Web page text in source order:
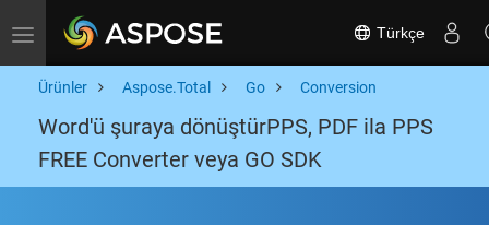
Toggle navigation Türkçe
Ürünler Aspose.Total Go Conversion
Word'ü şuraya dönüştürPPS, PDF ila PPS
FREE Converter veya GO SDK